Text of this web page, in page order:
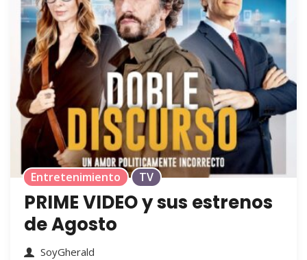
Entretenimiento TV
PRIME VIDEO y sus estrenos
de Agosto
SoyGherald